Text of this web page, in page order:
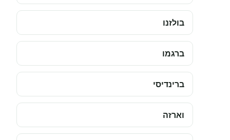
בולזנו
ברגמו
ברינדיסי
וארזה